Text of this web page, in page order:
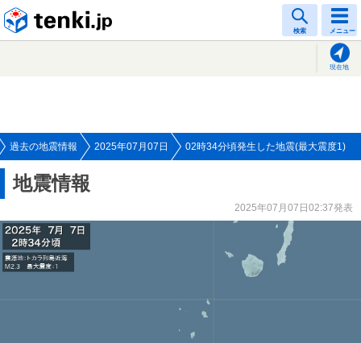
検索 メニュー
現在地
過去の地震情報 2025年07月07日 02時34分頃発生した地震(最大震度1)
地震情報
2025年07月07日02:37発表